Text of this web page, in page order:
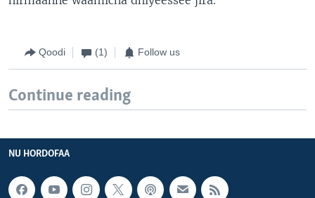
Qoodi (1) Follow us
Continue reading
NU HORDOFAA